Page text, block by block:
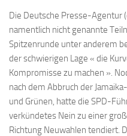
Die Deutsche Presse-Agentur
namentlich nicht genannte
Spitzenrunde unter anderem
der schwierigen Lage « die
Kompromisse zu machen ».
nach dem Abbruch der
und Grünen, hatte die SPD-
verkündetes Nein zu einer
Richtung Neuwahlen tendiert.